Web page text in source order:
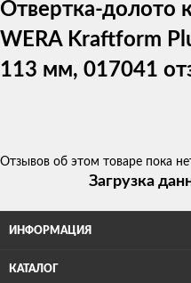
Отвертка-долото
WERA Kraftform
113 мм, 017041
Отзывов об этом товаре пока
Загрузка
ИНФОРМАЦИЯ
КАТАЛОГ